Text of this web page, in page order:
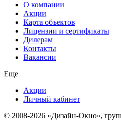
О компании
Акции
Карта объектов
Лицензии и сертификаты
Дилерам
Контакты
Вакансии
Еще
Акции
Личный кабинет
© 2008-2026 «Дизайн-Окно»,